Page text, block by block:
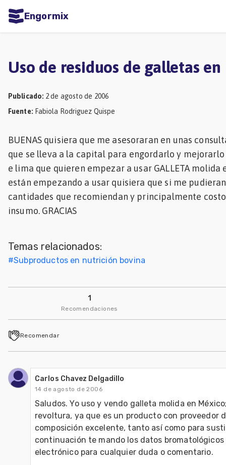
Engormix
Agricultura
Balanceados
Avicultura
Ganadería
Lechería
Mascotas
Uso de residuos de galletas
Publicado: 2 de agosto de 2006
Fuente: Fabiola Rodriguez Quispe
BUENAS quisiera que me asesoraran en unas
que se lleva a la capital para engordarlo y
e lima que quieren empezar a usar GALLETA
están empezando a usar quisiera que si me
cantidades que recomiendan y principalmente
insumo. GRACIAS
Temas relacionados:
#Subproductos en nutrición bovina
1
Recomendaciones
Recomendar
Carlos Chavez Delgadillo
14 de agosto de 2006
Saludos. Yo uso y vendo galleta molida en
revoltura, ya que es un producto con proveedor
composición excelente, tanto así como para
continuación te mando los datos
electrónico para cualquier duda o comentario.